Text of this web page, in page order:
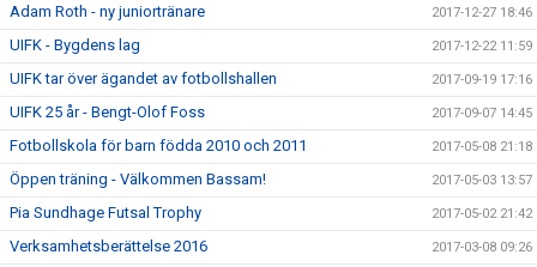
Adam Roth - ny juniortränare 2017-12-27 18:46
UIFK - Bygdens lag 2017-12-22 11:59
UIFK tar över ägandet av fotbollshallen 2017-09-19 17:16
UIFK 25 år - Bengt-Olof Foss 2017-09-07 14:45
Fotbollskola för barn födda 2010 och 2011 2017-05-08 21:18
Öppen träning - Välkommen Bassam! 2017-05-03 13:57
Pia Sundhage Futsal Trophy 2017-05-02 21:42
Verksamhetsberättelse 2016 2017-03-08 09:26